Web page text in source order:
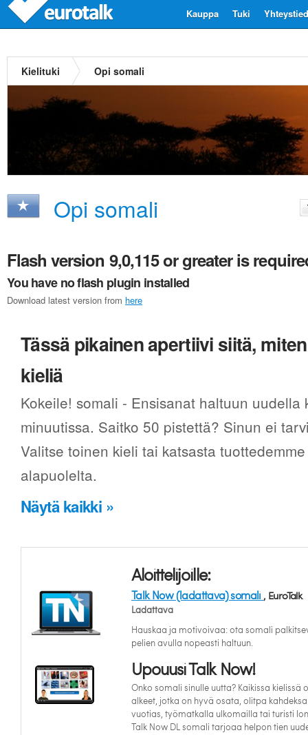
Tuki
Kauppa
Kielituki Opi somali
Opi somali
Flash version 9,0,115 or greater is
You have no flash plugin installed
Download latest version from here
Tässä pikainen apertiivi siitä,
kieliä
Kokeile! somali - Ensisanat haltuun uudella
minuutissa. Saitko 50 pistettä? Sinun ei
Valitse toinen kieli tai katsasta
alapuolelta.
Näytä kaikki »
Aloittelijoille:
Talk Now (ladattava) somali , EuroTalk
Ladattava
Hauskaa ja motivoivaa: ota somali
pelien avulla nopeasti haltuun.
Upouusi Talk Now!
Onko somali sinulle uutta? Kaikissa kielissä
alkeet, jotka on hyvä osata, olitpa
vuotias, työmatkalla ulkomailla tai turisti
Talk Now DL somali tarjoaa helpon tien